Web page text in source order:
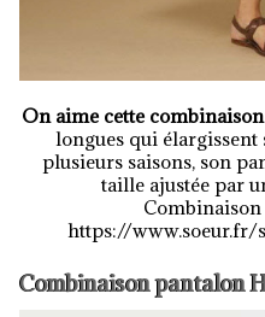
On aime cette
longues qui
plusieurs saisons, son
taille ajustée par
https://www.soeur.fr/
Combinaison pantalon